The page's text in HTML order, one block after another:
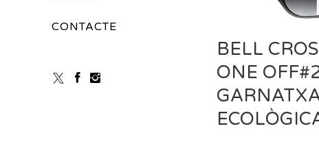
CONTACTE
BELL
ONE